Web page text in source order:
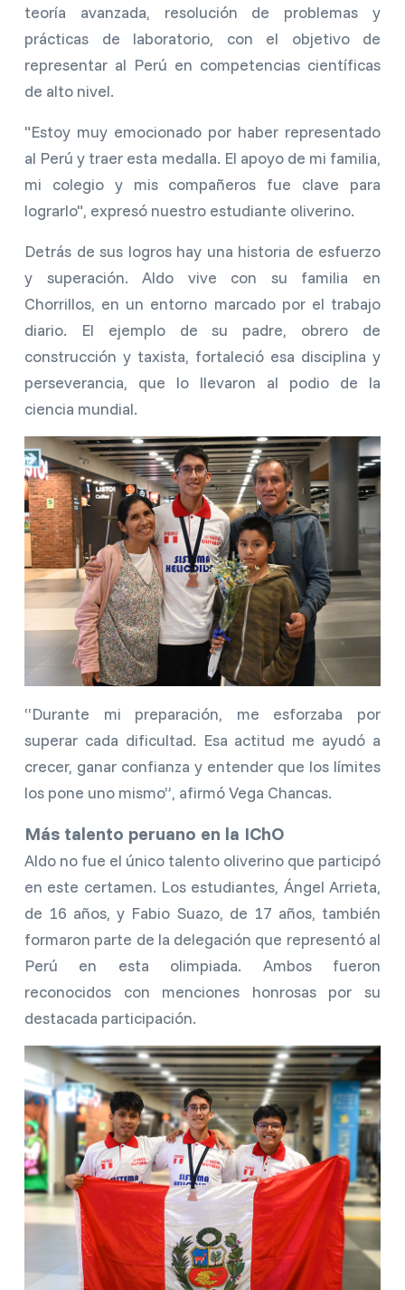
teoría avanzada, resolución de problemas y
prácticas de laboratorio, con el objetivo de
representar al Perú en competencias científicas
de alto nivel.
"Estoy muy emocionado por haber representado
al Perú y traer esta medalla. El apoyo de mi familia,
mi colegio y mis compañeros fue clave para
lograrlo", expresó nuestro estudiante oliverino.
Detrás de sus logros hay una historia de esfuerzo
y superación. Aldo vive con su familia en
Chorrillos, en un entorno marcado por el trabajo
diario. El ejemplo de su padre, obrero de
construcción y taxista, fortaleció esa disciplina y
perseverancia, que lo llevaron al podio de la
ciencia mundial.
“Durante mi preparación, me esforzaba por
superar cada dificultad. Esa actitud me ayudó a
crecer, ganar confianza y entender que los límites
los pone uno mismo”, afirmó Vega Chancas.
Más talento peruano en la IChO
Aldo no fue el único talento oliverino que participó
en este certamen. Los estudiantes, Ángel Arrieta,
de 16 años, y Fabio Suazo, de 17 años, también
formaron parte de la delegación que representó al
Perú en esta olimpiada. Ambos fueron
reconocidos con menciones honrosas por su
destacada participación.